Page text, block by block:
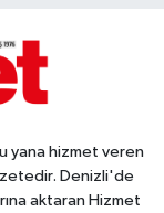
yana hizmet veren
Denizli'de
aktaran Hizmet